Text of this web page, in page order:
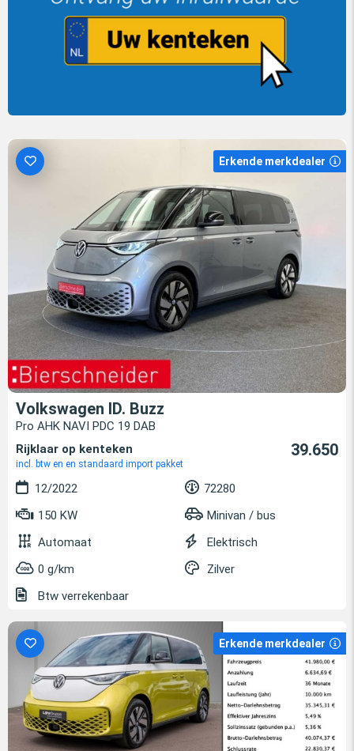
Erkende merkdealer
Volkswagen ID. Buzz
Pro AHK NAVI PDC 19 DAB
Rijklaar op kenteken
incl. btw en en standaard import pakket
39.650
12/2022
72280
150 KW
Minivan / bus
Automaat
Elektrisch
0 g/km
Zilver
Btw verrekenbaar
Erkende merkdealer